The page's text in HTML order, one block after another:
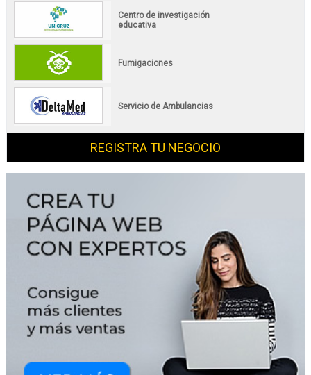
Centro de investigación
educativa
Fumigaciones
Servicio de Ambulancias
REGISTRA TU NEGOCIO